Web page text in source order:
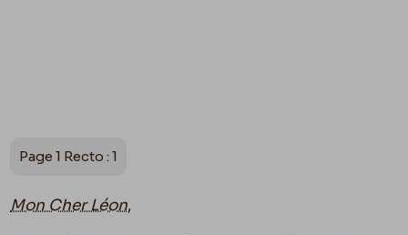
Page 1 Recto : 1
Mon Cher Léon,